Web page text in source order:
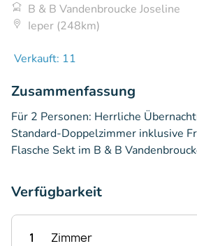
B & B Vandenbroucke Joseline
Ieper (248km)
Verkauft: 11
Zusammenfassung
Für 2 Personen: Herrliche
Standard-Doppelzimmer inklusive
Flasche Sekt im B & B
Verfügbarkeit
1 Zimmer